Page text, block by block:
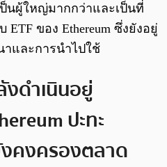
นผู้ใหญ่มากกว่าและเป็นที่
ของ Ethereum ซึ่งยังอยู่
และการนำไปใช้
ดำเนินอยู่
ปะทะ
คงครองตลาด